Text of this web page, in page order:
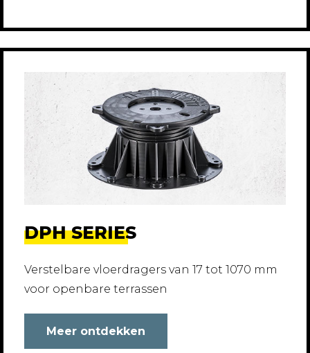
DPH SERIES
Verstelbare vloerdragers van 17 tot 1070 mm
voor openbare terrassen
Meer ontdekken